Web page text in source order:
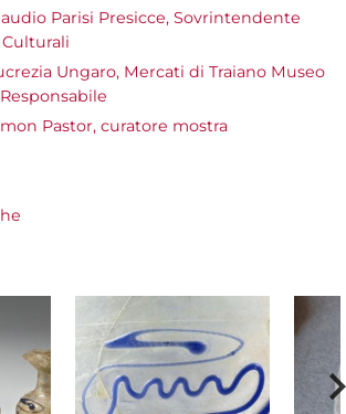
Parisi Presicce, Sovrintendente
Ungaro, Mercati di Traiano Museo
Pastor, curatore mostra